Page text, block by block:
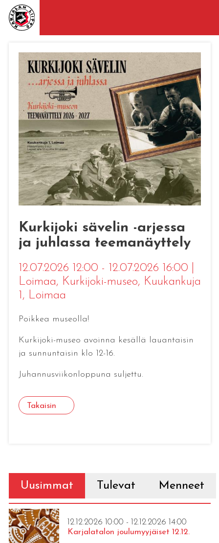
Kurkijoki sävelin -arjessa
ja juhlassa teemanäyttely
12.07.2026 12:00 - 12.07.2026 16:00
Loimaa, Kurkijoki-museo, Kuukankuja
1, Loimaa
Poikkea museolla!
Kurkijoki-museo avoinna kesällä lauantaisin
ja sunnuntaisin klo 12-16.
Juhannusviikonloppuna suljettu.
Takaisin
Uusimmat Tulevat Menneet
12.12.2026 10:00 - 12.12.2026 14:00
Karjalatalon joulumyyjäiset 12.12.